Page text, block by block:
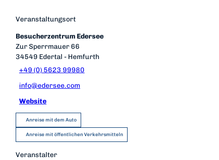
Veranstaltungsort
Besucherzentrum Edersee
Zur Sperrmauer 66
34549 Edertal - Hemfurth
+49 (0) 5623 99980
info@edersee.com
Website
Anreise mit dem Auto
Anreise mit öffentlichen Verkehrsmitteln
Veranstalter